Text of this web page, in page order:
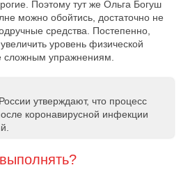
Поэтому тут же Ольга Богуш
можно обойтись, достаточно не
средства. Постепенно,
уровень физической
сложным упражнениям.
утверждают, что процесс
коронавирусной инфекции